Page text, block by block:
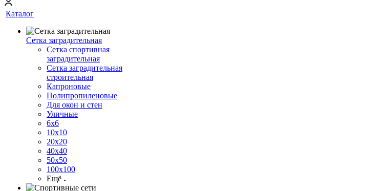
Каталог
Сетка заградительная
Сетка спортивная
заградительная
Сетка заградительная
строительная
Капроновые
Полипропиленовые
Для окон и стен
Уличные
6х6
10х10
20х20
40х40
50х50
100х100
Ещё